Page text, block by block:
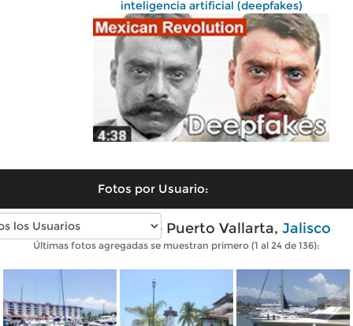
inteligencia artificial (deepfakes)
Fotos por Usuario:
Fotos modernas de Puerto Vallarta, Jalisco
Últimas fotos agregadas se muestran primero (1 al 24 de 136):